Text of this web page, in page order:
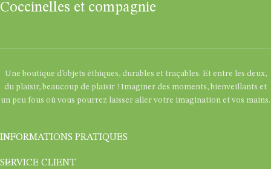
Coccinelles et compagnie
Une boutique d’objets éthiques, durables et traçables. Et entre les deux,
du plaisir, beaucoup de plaisir ! Imaginer des moments, bienveillants et
un peu fous où vous pourrez laisser aller votre imagination et vos mains.
INFORMATIONS PRATIQUES
SERVICE CLIENT